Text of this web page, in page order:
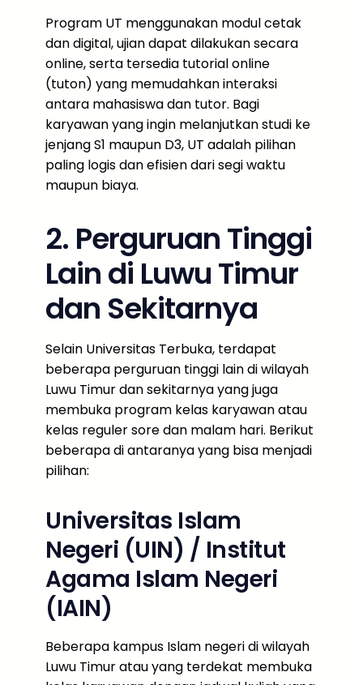
Program UT menggunakan modul cetak
dan digital, ujian dapat dilakukan secara
online, serta tersedia tutorial online
(tuton) yang memudahkan interaksi
antara mahasiswa dan tutor. Bagi
karyawan yang ingin melanjutkan studi ke
jenjang S1 maupun D3, UT adalah pilihan
paling logis dan efisien dari segi waktu
maupun biaya.
2. Perguruan Tinggi
Lain di Luwu Timur
dan Sekitarnya
Selain Universitas Terbuka, terdapat
beberapa perguruan tinggi lain di wilayah
Luwu Timur dan sekitarnya yang juga
membuka program kelas karyawan atau
kelas reguler sore dan malam hari. Berikut
beberapa di antaranya yang bisa menjadi
pilihan:
Universitas Islam
Negeri (UIN) / Institut
Agama Islam Negeri
(IAIN)
Beberapa kampus Islam negeri di wilayah
Luwu Timur atau yang terdekat membuka